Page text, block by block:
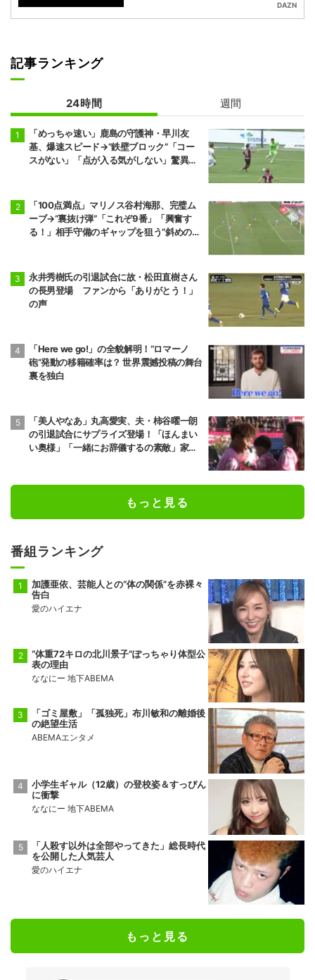
DAZN
記事ランキング
24時間 週間
「めっちゃ速い」鹿島の守護神・早川友
基、爆速スピード→“鉄壁ブロック”「コー
スがない」「点が入る気がしない」驚異の
「100点満点」マリノス谷村海那、完璧ム
ーブ→“裏抜け弾”「これぞ9番」「興奮す
る！」相手守備のギャップを狙う”斜めの抜
永井秀樹氏の引退試合に故・松田直樹さん
の長男登場 ファンから「ありがとう！」
の声
「Here we go!」の全貌解明！“ロマーノ
砲”発動の移籍確率は？ 世界震撼投稿の舞台
裏を独白
「美人やなあ」丸高愛実、夫・柿谷曜一朗
の引退試合にサプライズ登場！「ほんまい
い奥様」「一緒にお辞儀するの素敵」家族
もっと見る
番組ランキング
加護亜依、芸能人との“体の関係”を赤裸々
告白
愛のハイエナ
“体重72キロの北川景子”ぽっちゃり体型公
表の理由
ななにー 地下ABEMA
「ゴミ屋敷」「孤独死」布川敏和の離婚後
の絶望生活
ABEMAエンタメ
小学生ギャル（12歳）の登校姿＆すっぴん
に衝撃
ななにー 地下ABEMA
「人殺す以外は全部やってきた」総長時代
を公開した人気芸人
愛のハイエナ
もっと見る